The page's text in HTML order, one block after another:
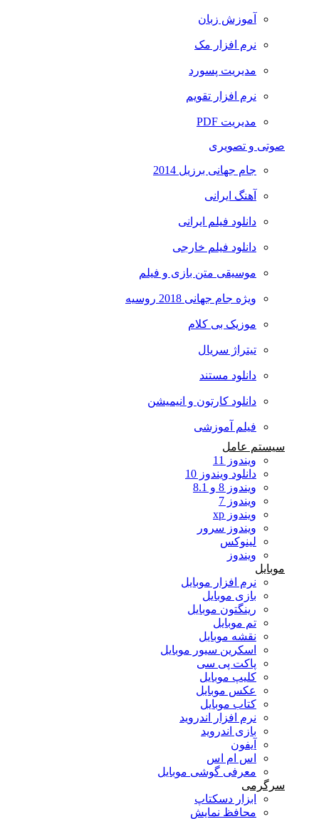
آموزش زبان
نرم افزار مک
مدیریت پسورد
نرم افزار تقویم
مدیریت PDF
صوتی و تصویری
جام جهانی برزیل 2014
آهنگ ایرانی
دانلود فیلم ایرانی
دانلود فیلم خارجی
موسیقی متن بازی و فیلم
ویژه جام جهانی 2018 روسیه
موزیک بی کلام
تیتراژ سریال
دانلود مستند
دانلود کارتون و انیمیشن
فیلم آموزشی
سیستم عامل
ویندوز 11
دانلود ویندوز 10
ویندوز 8 و 8.1
ویندوز 7
ویندوز xp
ویندوز سرور
لینوکس
ویندوز
موبایل
نرم افزار موبایل
بازی موبایل
رینگتون موبایل
تم موبایل
نقشه موبایل
اسکرین سیور موبایل
پاکت پی سی
کلیپ موبایل
عکس موبایل
کتاب موبایل
نرم افزار اندروید
بازی اندروید
آیفون
اس ام اس
معرفی گوشی موبایل
سرگرمی
ابزار دسکتاپ
محافظ نمایش